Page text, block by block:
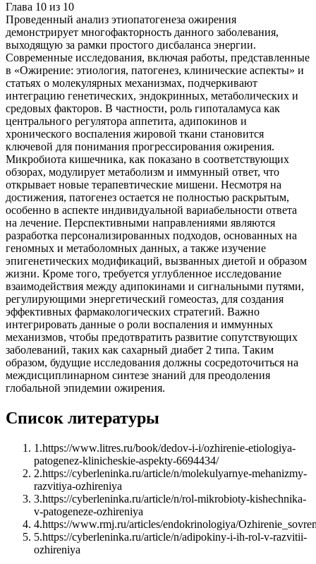
Глава 10 из 10
Проведенный анализ этиопатогенеза ожирения
демонстрирует многофакторность данного заболевания,
выходящую за рамки простого дисбаланса энергии.
Современные исследования, включая работы, представленные
в «Ожирение: этиология, патогенез, клинические аспекты» и
статьях о молекулярных механизмах, подчеркивают
интеграцию генетических, эндокринных, метаболических и
средовых факторов. В частности, роль гипоталамуса как
центрального регулятора аппетита, адипокинов и
хронического воспаления жировой ткани становится
ключевой для понимания прогрессирования ожирения.
Микробиота кишечника, как показано в соответствующих
обзорах, модулирует метаболизм и иммунный ответ, что
открывает новые терапевтические мишени. Несмотря на
достижения, патогенез остается не полностью раскрытым,
особенно в аспекте индивидуальной вариабельности ответа
на лечение. Перспективными направлениями являются
разработка персонализированных подходов, основанных на
геномных и метаболомных данных, а также изучение
эпигенетических модификаций, вызванных диетой и образом
жизни. Кроме того, требуется углубленное исследование
взаимодействия между адипокинами и сигнальными путями,
регулирующими энергетический гомеостаз, для создания
эффективных фармакологических стратегий. Важно
интегрировать данные о роли воспаления и иммунных
механизмов, чтобы предотвратить развитие сопутствующих
заболеваний, таких как сахарный диабет 2 типа. Таким
образом, будущие исследования должны сосредоточиться на
междисциплинарном синтезе знаний для преодоления
глобальной эпидемии ожирения.
Список литературы
1 .https://www.litres.ru/book/dedov-i-i/ozhirenie-etiologiya-
patogenez-klinicheskie-aspekty-6694434/
2.https://cyberleninka.ru/article/n/molekulyarnye-mehanizmy-
razvitiya-ozhireniya
3.https://cyberleninka.ru/article/n/rol-mikrobioty-kishechnika-
v-patogeneze-ozhireniya
4.https://www.rmj.ru/articles/endokrinologiya/
5.https://cyberleninka.ru/article/n/adipokiny-i-ih-rol-v-razvitii-
ozhireniya